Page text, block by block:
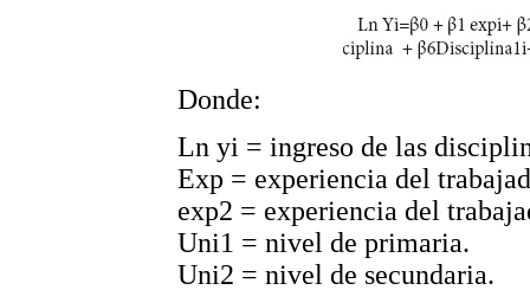
Donde:
Ln yi = ingreso de las
Exp = experiencia del
exp2 = experiencia del
Uni1 = nivel de primaria.
Uni2 = nivel de secundaria.